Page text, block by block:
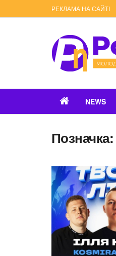
РЕКЛАМА НА САЙТІ
NEWS
Позначка: